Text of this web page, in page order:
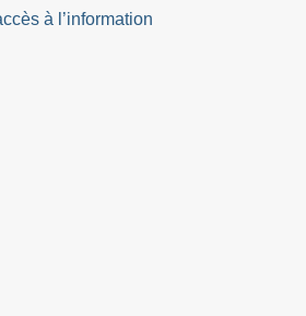
à l’information